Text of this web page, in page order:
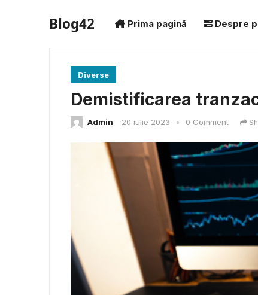
Blog42 Prima pagină Despre
Diverse
Demistificarea
Admin 20 iulie 2023 • 0 Comment